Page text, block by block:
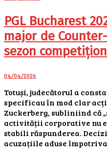
PGL Bucharest
major de
sezon
04/04/2026
Totuși, judecătorul a
specificau în mod clar
Zuckerberg, subliniind că
activității corporative nu
stabili răspunderea.
acuzațiile aduse